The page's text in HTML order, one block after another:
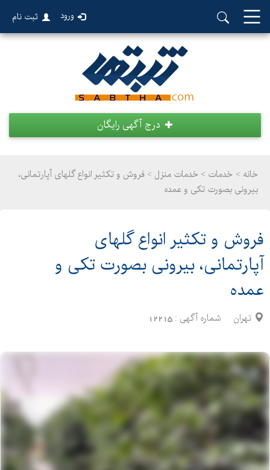
ورود ثبت نام
درج آگهی رایگان
خانه > خدمات > خدمات منزل > فروش و تکثیر انواع گلهای آپارتمانی،
بیرونی بصورت تکی و عمده
فروش و تکثیر انواع گلهای
آپارتمانی، بیرونی بصورت تکی و
عمده
تهران شماره آگهی : 12215